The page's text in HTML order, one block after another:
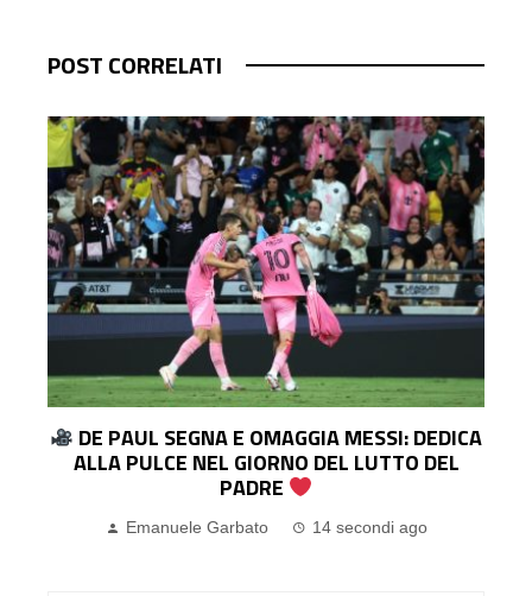
POST CORRELATI
PESANTI K.O. DI ROMA E BOLOGNA,
SORRIDE L’ATALANTA, L’UDINESE BATTE IL
LE AMICHEVOLI DI SERIE A
Pasquale Ucciero 9 ore ago